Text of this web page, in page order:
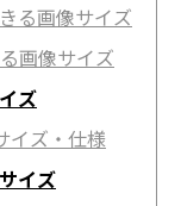
る画像サイズ
画像サイズ
ズ
ズ・仕様
イズ